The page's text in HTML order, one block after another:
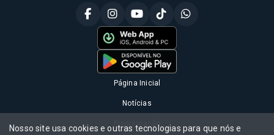
Página Inicial
Notícias
Programação
Nosso site usa cookies e outras tecnologias para que nós e